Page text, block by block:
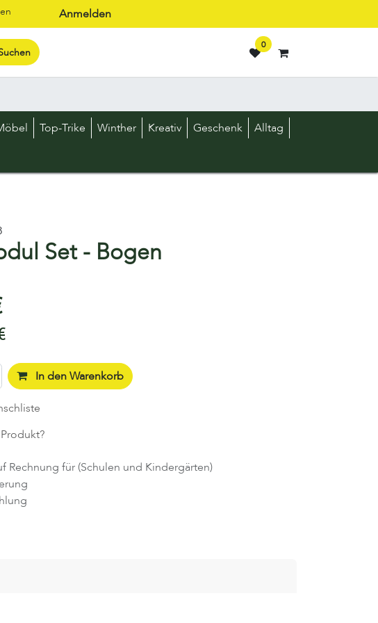
Anmelden
0
Top-Trike Winther Kreativ Geschenk
Alltag
Set - Bogen
In den Warenkorb
Rechnung für (Schulen und Kindergärten)